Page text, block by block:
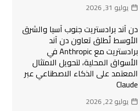
يوليو 31, 2026
دن آند برادستريت جنوب آسيا والشرق
الأوسط تُطلق تعاون دن آند
برادستريت مع Anthropic في
الأسواق المحلية، لتحويل الامتثال
المعتمد على الذكاء الاصطناعي عبر
Claude
يوليو 22, 2026